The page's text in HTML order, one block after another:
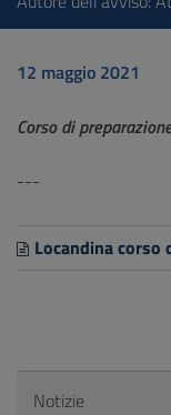
del
sito
al
12 maggio 2021
Corso di
---
Locandina corso
Notizie